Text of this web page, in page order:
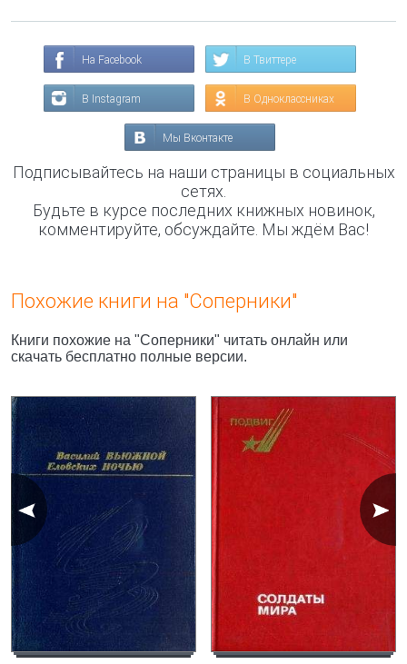
На Facebook В Твиттере
В Instagram В Одноклассниках
Мы Вконтакте
Подписывайтесь на наши страницы в социальных
сетях.
Будьте в курсе последних книжных новинок,
комментируйте, обсуждайте. Мы ждём Вас!
Похожие книги на "Соперники"
Книги похожие на "Соперники" читать онлайн или
скачать бесплатно полные версии.